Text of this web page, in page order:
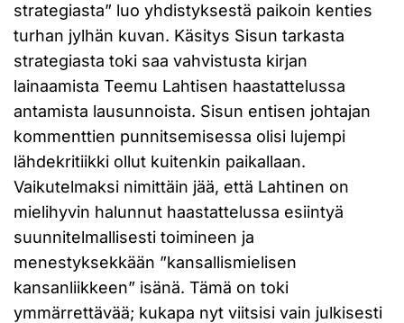
strategiasta” luo yhdistyksestä paikoin kenties
turhan jylhän kuvan. Käsitys Sisun tarkasta
strategiasta toki saa vahvistusta kirjan
lainaamista Teemu Lahtisen haastattelussa
antamista lausunnoista. Sisun entisen johtajan
kommenttien punnitsemisessa olisi lujempi
lähdekritiikki ollut kuitenkin paikallaan.
Vaikutelmaksi nimittäin jää, että Lahtinen on
mielihyvin halunnut haastattelussa esiintyä
suunnitelmallisesti toimineen ja
menestyksekkään ”kansallismielisen
kansanliikkeen” isänä. Tämä on toki
ymmärrettävää; kukapa nyt viitsisi vain julkisesti